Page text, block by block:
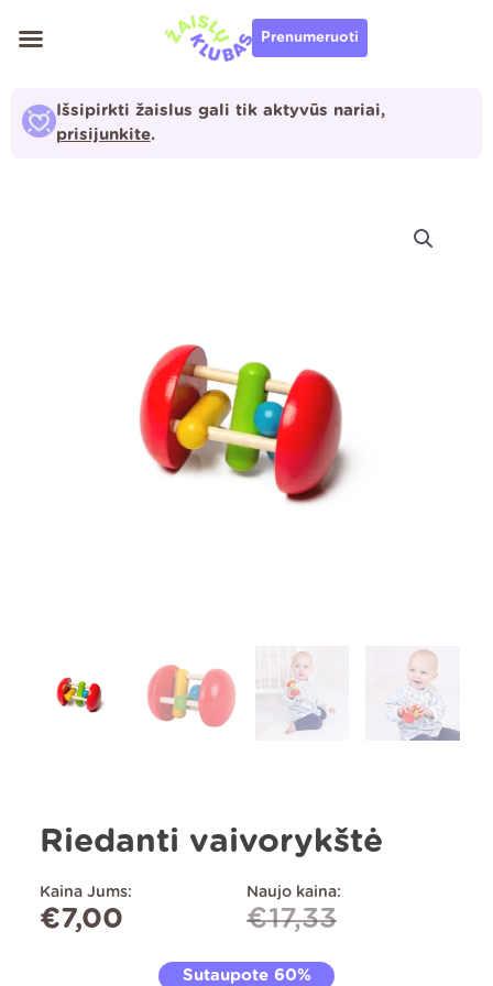
prie
Prenumeruoti
Išsipirkti žaislus gali tik aktyvūs nariai,
prisijunkite.
Riedanti vaivorykštė
Kaina Jums:
€7,00
Naujo kaina:
€17,33
Sutaupote 60%